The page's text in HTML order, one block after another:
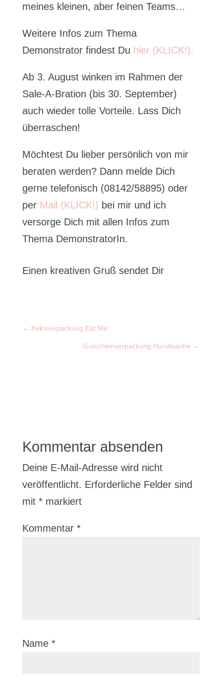
meines kleinen, aber feinen Teams…
Weitere Infos zum Thema
Demonstrator findest Du hier (KLICK!).
Ab 3. August winken im Rahmen der
Sale-A-Bration (bis 30. September)
auch wieder tolle Vorteile. Lass Dich
überraschen!
Möchtest Du lieber persönlich von mir
beraten werden? Dann melde Dich
gerne telefonisch (08142/58895) oder
per Mail (KLICK!) bei mir und ich
versorge Dich mit allen Infos zum
Thema DemonstratorIn.
Einen kreativen Gruß sendet Dir
← Keksverpackung Eat Me
Gutscheinverpackung Handtasche →
Kommentar absenden
Deine E-Mail-Adresse wird nicht
veröffentlicht. Erforderliche Felder sind
mit *markiert
Kommentar *
Name *